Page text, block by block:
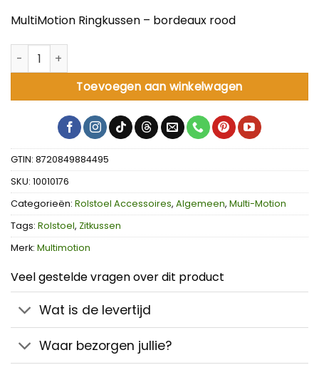
MultiMotion Ringkussen – bordeaux rood
MultiMotion Ringkussen - bordeaux rood aantal
Toevoegen aan winkelwagen
GTIN: 8720849884495
SKU: 10010176
Categorieën: Rolstoel Accessoires, Algemeen, Multi-Motion
Tags: Rolstoel, Zitkussen
Merk: Multimotion
Veel gestelde vragen over dit product
Wat is de levertijd
Waar bezorgen jullie?